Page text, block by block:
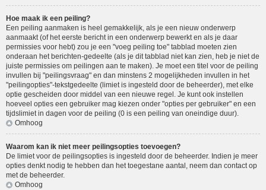
Hoe maak ik een peiling?
Een peiling aanmaken is heel gemakkelijk, als je een nieuw onderwerp
aanmaakt (of het eerste bericht in een onderwerp bewerkt en als je daar
permissies voor hebt) zou je een "voeg peiling toe" tabblad moeten zien
onderaan het berichten-gedeelte (als je dit tabblad niet kan zien, heb je niet de
juiste permissies om peilingen aan te maken). Je moet een titel voor de peiling
invullen bij "peilingsvraag" en dan minstens 2 mogelijkheden invullen in het
"peilingopties"-tekstgedeelte (limiet is ingesteld door de beheerder), met elke
optie gescheiden door middel van een nieuwe regel. Je kunt ook instellen
hoeveel opties een gebruiker mag kiezen onder "opties per gebruiker" en een
tijdslimiet in dagen voor de peiling (0 is een peiling van oneindige duur).
Omhoog
Waarom kan ik niet meer peilingsopties toevoegen?
De limiet voor de peilingsopties is ingesteld door de beheerder. Indien je meer
opties denkt nodig te hebben dan het toegestane aantal, neem dan contact op
met de beheerder.
Omhoog